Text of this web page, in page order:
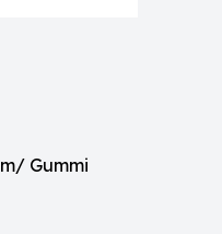
Gummi